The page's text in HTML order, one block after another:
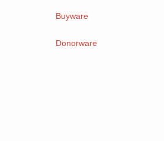
Buyware
Donorware